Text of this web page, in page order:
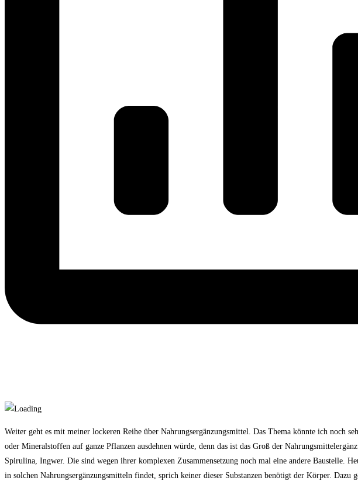
Weiter geht es mit meiner lockeren Reihe über Nahrungsergänzungsmittel. Das Thema könnte ich noch
oder Mineralstoffen auf ganze Pflanzen ausdehnen würde, denn das ist das Groß der
Spirulina, Ingwer. Die sind wegen ihrer komplexen Zusammensetzung noch mal eine andere Baustelle.
in solchen Nahrungsergänzungsmitteln findet, sprich keiner dieser Substanzen benötigt der Körper.